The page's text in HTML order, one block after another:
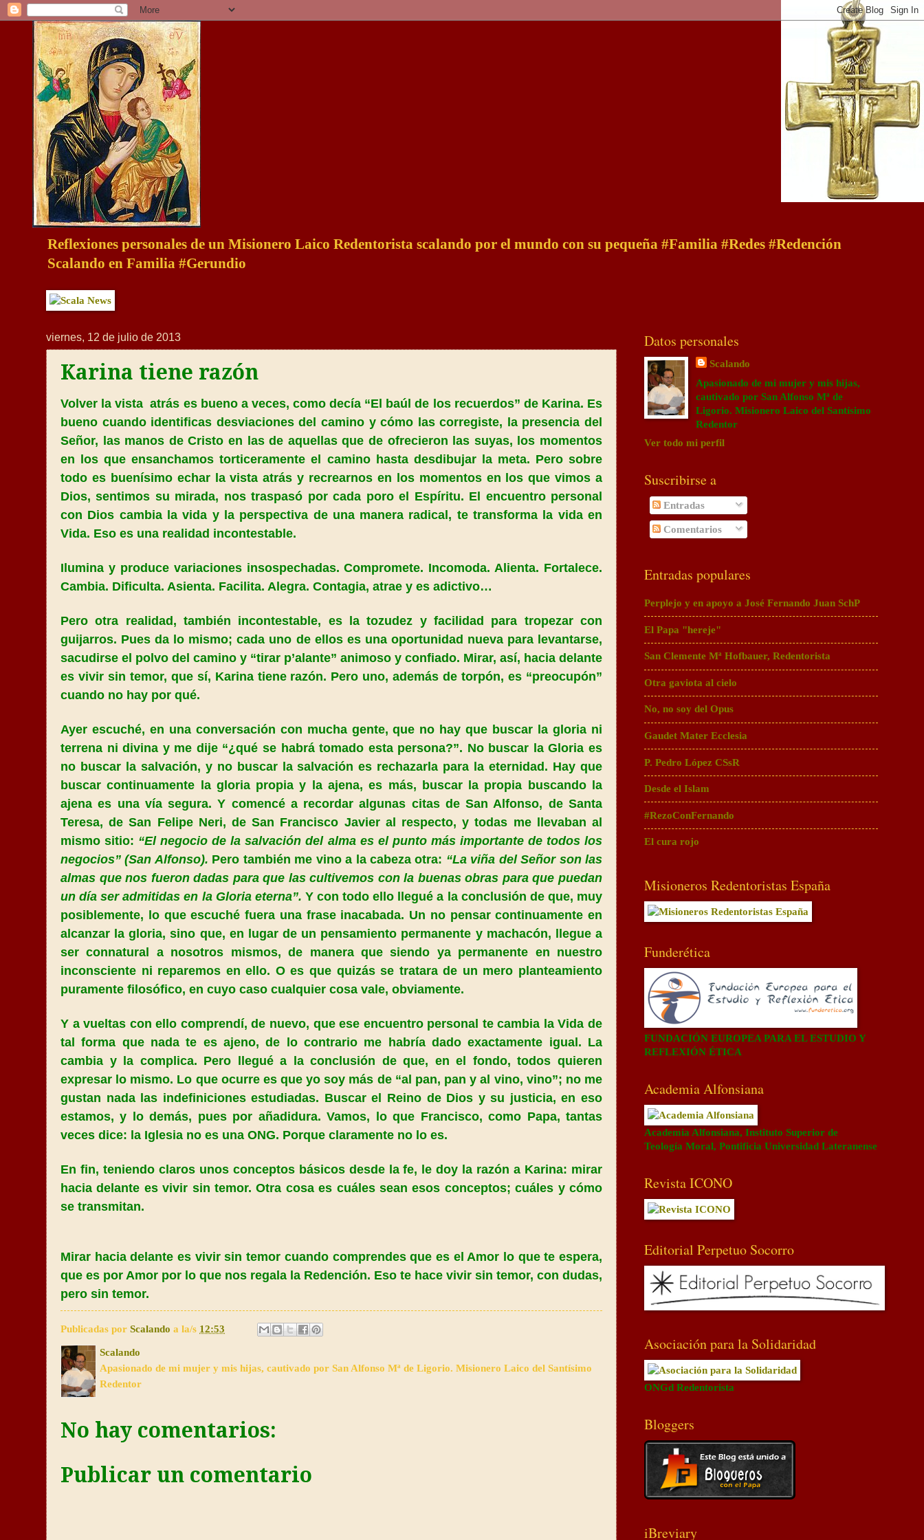
Reflexiones personales de un Misionero Laico Redentorista scalando por el mundo con su pequeña #Familia #Redes #Redención
Scalando en Familia #Gerundio
viernes, 12 de julio de 2013
Karina tiene razón
Volver la vista atrás es bueno a veces, como decía “El baúl de los recuerdos” de Karina. Es
bueno cuando identificas desviaciones del camino y cómo las corregiste, la presencia del
Señor, las manos de Cristo en las de aquellas que de ofrecieron las suyas, los momentos
en los que ensanchamos torticeramente el camino hasta desdibujar la meta. Pero sobre
todo es buenísimo echar la vista atrás y recrearnos en los momentos en los que vimos a
Dios, sentimos su mirada, nos traspasó por cada poro el Espíritu. El encuentro personal
con Dios cambia la vida y la perspectiva de una manera radical, te transforma la vida en
Vida. Eso es una realidad incontestable.
Ilumina y produce variaciones insospechadas. Compromete. Incomoda. Alienta. Fortalece.
Cambia. Dificulta. Asienta. Facilita. Alegra. Contagia, atrae y es adictivo…
Pero otra realidad, también incontestable, es la tozudez y facilidad para tropezar con
guijarros. Pues da lo mismo; cada uno de ellos es una oportunidad nueva para levantarse,
sacudirse el polvo del camino y “tirar p’alante” animoso y confiado. Mirar, así, hacia delante
es vivir sin temor, que sí, Karina tiene razón. Pero uno, además de torpón, es “preocupón”
cuando no hay por qué.
Ayer escuché, en una conversación con mucha gente, que no hay que buscar la gloria ni
terrena ni divina y me dije “¿qué se habrá tomado esta persona?”. No buscar la Gloria es
no buscar la salvación, y no buscar la salvación es rechazarla para la eternidad. Hay que
buscar continuamente la gloria propia y la ajena, es más, buscar la propia buscando la
ajena es una vía segura. Y comencé a recordar algunas citas de San Alfonso, de Santa
Teresa, de San Felipe Neri, de San Francisco Javier al respecto, y todas me llevaban al
mismo sitio: “El negocio de la salvación del alma es el punto más importante de todos los
negocios” (San Alfonso). Pero también me vino a la cabeza otra: “La viña del Señor son las
almas que nos fueron dadas para que las cultivemos con la buenas obras para que puedan
un día ser admitidas en la Gloriaeterna”. Y con todo ello llegué a la conclusión de que, muy
posiblemente, lo que escuché fuera una frase inacabada. Un no pensar continuamente en
alcanzar la gloria, sino que, en lugar de un pensamiento permanente y machacón, llegue a
ser connatural a nosotros mismos, de manera que siendo ya permanente en nuestro
inconsciente ni reparemos en ello. O es que quizás se tratara de un mero planteamiento
puramente filosófico, en cuyo caso cualquier cosa vale, obviamente.
Y a vueltas con ello comprendí, de nuevo, que ese encuentro personal te cambia la Vida de
tal forma que nada te es ajeno, de lo contrario me habría dado exactamente igual. La
cambia y la complica. Pero llegué a la conclusión de que, en el fondo, todos quieren
expresar lo mismo. Lo que ocurre es que yo soy más de “al pan, pan y al vino, vino”; no me
gustan nada las indefiniciones estudiadas. Buscar el Reino de Dios y su justicia, en eso
estamos, y lo demás, pues por añadidura. Vamos, lo que Francisco, como Papa, tantas
veces dice: la Iglesia no es una ONG. Porque claramente no lo es.
En fin, teniendo claros unos conceptos básicos desde la fe, le doy la razón a Karina: mirar
hacia delante es vivir sin temor. Otra cosa es cuáles sean esos conceptos; cuáles y cómo
se transmitan.
Mirar hacia delante es vivir sin temor cuando comprendes que es el Amor lo que te espera,
que es por Amor por lo que nos regala la Redención. Eso te hace vivir sin temor, con dudas,
pero sin temor.
Publicadas por Scalando a la/s 12:53
Scalando
Apasionado de mi mujer y mis hijas, cautivado por San Alfonso Mª de Ligorio. Misionero Laico del Santísimo
Redentor
No hay comentarios:
Publicar un comentario
Datos personales
Scalando
Apasionado de mi mujer y mis hijas,
cautivado por San Alfonso Mª de
Ligorio. Misionero Laico del Santísimo
Redentor
Ver todo mi perfil
Suscribirse a
Entradas
Comentarios
Entradas populares
Perplejo y en apoyo a José Fernando Juan SchP
El Papa "hereje"
San Clemente Mª Hofbauer, Redentorista
Otra gaviota al cielo
No, no soy del Opus
Gaudet Mater Ecclesia
P. Pedro López CSsR
Desde el Islam
#RezoConFernando
El cura rojo
Misioneros Redentoristas España
Funderética
FUNDACIÓN EUROPEA PARA EL ESTUDIO Y
REFLEXIÓN ÉTICA
Academia Alfonsiana
Academia Alfonsiana, Instituto Superior de
Teología Moral, Pontificia Universidad Lateranense
Revista ICONO
Editorial Perpetuo Socorro
Asociación para la Solidaridad
ONGd Redentorista
Bloggers
iBreviary